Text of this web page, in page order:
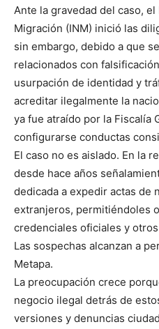
Ante la gravedad del caso,
Migración (INM) inició las
sin embargo, debido a que
relacionados con
usurpación de identidad y
acreditar ilegalmente la
ya fue atraído por la Fiscalía
configurarse conductas
El caso no es aislado. En la
desde hace años
dedicada a expedir actas de
extranjeros, permitiéndoles
credenciales oficiales y
Las sospechas alcanzan a
Metapa.
La preocupación crece
negocio ilegal detrás de
versiones y denuncias